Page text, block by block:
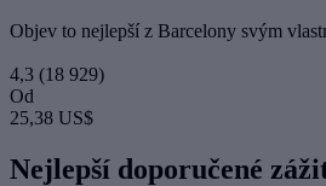
Objev to nejlepší z Barcelony svým
4,3 (18 929)
Od
25,38 US$
Nejlepší doporučené